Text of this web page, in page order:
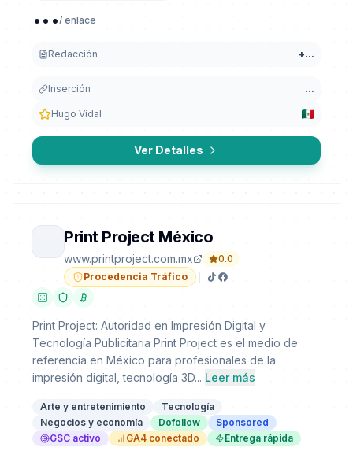
.../ enlace
Redacción +...
Inserción ...
Hugo Vidal
Ver Detalles
Print Project México
www.printproject.com.mx
0.0
Procedencia Tráfico
Print Project: Autoridad en Impresión Digital y
Tecnología Publicitaria Print Project es el medio de
referencia en México para profesionales de la
impresión digital, tecnología 3D... Leer más
Arte y entretenimiento
Tecnología
Negocios y economía
Dofollow
Sponsored
GSC activo
GA4 conectado Entrega rápida